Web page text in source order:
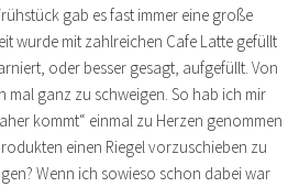
gab es fast immer eine große
wurde mit zahlreichen Cafe Latte gefüllt
oder besser gesagt, aufgefüllt. Von
ganz zu schweigen. So hab ich mir
kommt“ einmal zu Herzen genommen
einen Riegel vorzuschieben zu
Wenn ich sowieso schon dabei war